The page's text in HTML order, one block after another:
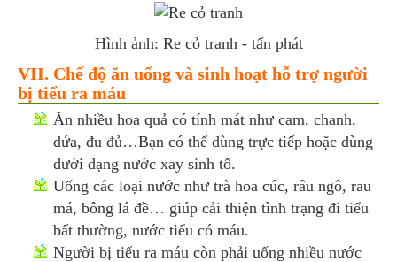
Hình ảnh: Re cỏ tranh - tấn phát
VII. Chế độ ăn uống và sinh hoạt hỗ trợ người
bị tiểu ra máu
Ăn nhiều hoa quả có tính mát như cam, chanh,
dứa, đu đủ…Bạn có thể dùng trực tiếp hoặc dùng
dưới dạng nước xay sinh tố.
Uống các loại nước như trà hoa cúc, râu ngô, rau
má, bông lá đề… giúp cải thiện tình trạng đi tiểu
bất thường, nước tiểu có máu.
Người bị tiểu ra máu còn phải uống nhiều nước